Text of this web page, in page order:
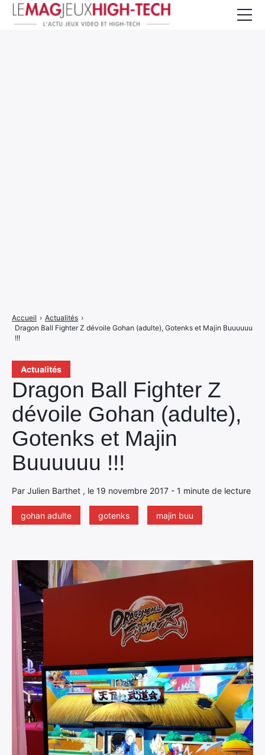
Actualités
Dragon Ball Fighter Z
dévoile Gohan (adulte),
Gotenks et Majin
Buuuuuu !!!
Par Julien Barthet , le 19 novembre 2017 - 1 minute de lecture
gohan adulte gotenks majin buu
Accueil › Actualités ›
Dragon Ball Fighter Z dévoile Gohan (adulte), Gotenks et Majin Buuuuuu
!!!